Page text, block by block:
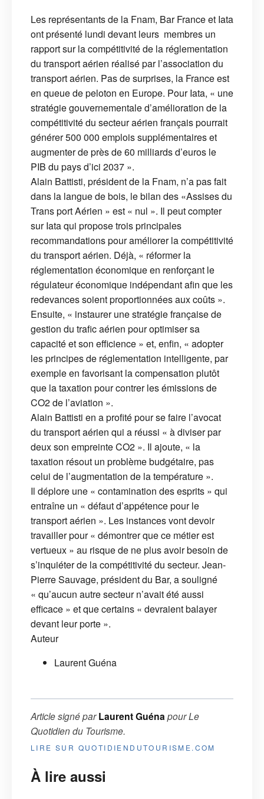
Les représentants de la Fnam, Bar France et Iata
ont présenté lundi devant leurs membres un
rapport sur la compétitivité de la réglementation
du transport aérien réalisé par l’association du
transport aérien. Pas de surprises, la France est
en queue de peloton en Europe. Pour Iata, « une
stratégie gouvernementale d’amélioration de la
compétitivité du secteur aérien français pourrait
générer 500 000 emplois supplémentaires et
augmenter de près de 60 milliards d’euros le
PIB du pays d’ici 2037 ».
Alain Battisti, président de la Fnam, n’a pas fait
dans la langue de bois, le bilan des «Assises du
Trans port Aérien » est « nul ». Il peut compter
sur Iata qui propose trois principales
recommandations pour améliorer la compétitivité
du transport aérien. Déjà, « réformer la
réglementation économique en renforçant le
régulateur économique indépendant afin que les
redevances soient proportionnées aux coûts ».
Ensuite, « instaurer une stratégie française de
gestion du trafic aérien pour optimiser sa
capacité et son efficience » et, enfin, « adopter
les principes de réglementation intelligente, par
exemple en favorisant la compensation plutôt
que la taxation pour contrer les émissions de
CO2 de l’aviation ».
Alain Battisti en a profité pour se faire l’avocat
du transport aérien qui a réussi « à diviser par
deux son empreinte CO2 ». Il ajoute, « la
taxation résout un problème budgétaire, pas
celui de l’augmentation de la température ».
Il déplore une « contamination des esprits » qui
entraîne un « défaut d’appétence pour le
transport aérien ». Les instances vont devoir
travailler pour « démontrer que ce métier est
vertueux » au risque de ne plus avoir besoin de
s’inquiéter de la compétitivité du secteur. Jean-
Pierre Sauvage, président du Bar, a souligné
« qu’aucun autre secteur n’avait été aussi
efficace » et que certains « devraient balayer
devant leur porte ».
Auteur
Laurent Guéna
Article signé parLaurent Guéna pourLe
Quotidien du Tourisme.
LIRE SUR QUOTIDIENDUTOURISME.COM
À lire aussi